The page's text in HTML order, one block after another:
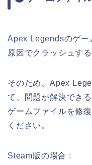
Apex Legendsのゲー
原因でクラッシュす
そのため、Apex
て、問題が解決でき
ゲームファイルを修
ください。
Steam版の場合 :